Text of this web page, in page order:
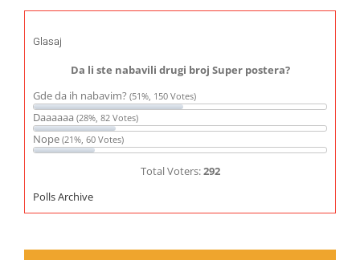
Glasaj
Da li ste nabavili drugi broj Super postera?
Gde da ih nabavim? (51%, 150 Votes)
Daaaaaa (28%, 82 Votes)
Nope (21%, 60 Votes)
Total Voters:292
Polls Archive